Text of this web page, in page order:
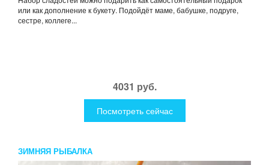
или как дополнение к букету. Подойдёт маме, бабушке, подруге,
сестре, коллеге...
4031 руб.
Посмотреть сейчас
ЗИМНЯЯ РЫБАЛКА